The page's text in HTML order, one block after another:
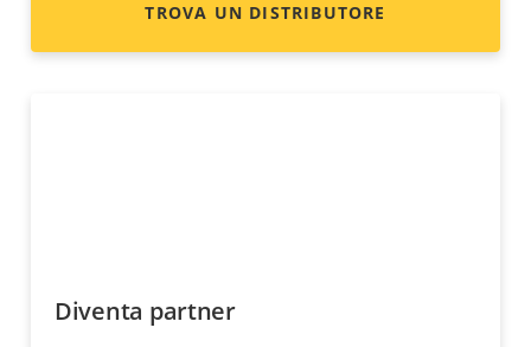
TROVA UN DISTRIBUTORE
Diventa partner